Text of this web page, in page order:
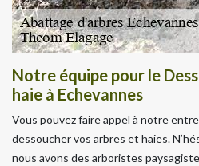
Notre équipe pour le
haie à Echevannes
Vous pouvez faire appel à notre
dessoucher vos arbres et haies.
nous avons des arboristes